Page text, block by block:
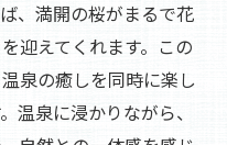
り変わり
璧な組み合わせ
の四季の力
体を癒す旅
、満開の桜がまるで花
迎えてくれます。この
泉の癒しを同時に楽し
温泉に浸かりながら、